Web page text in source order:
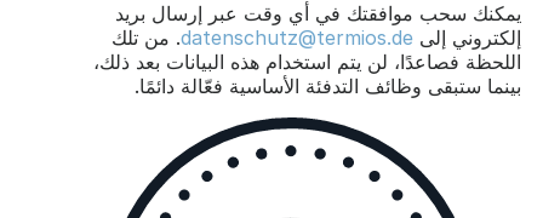
يمكنك سحب موافقتك في أي وقت عبر إرسال بريد
إلكتروني إلى datenschutz@termios.de. من تلك
اللحظة فصاعدًا، لن يتم استخدام هذه البيانات بعد ذلك،
بينما ستبقى وظائف التدفئة الأساسية فعّالة دائمًا.